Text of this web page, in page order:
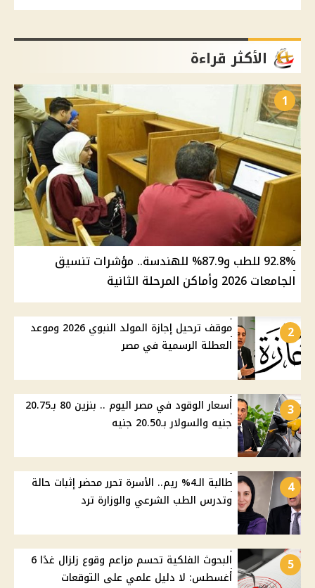
الأكثر قراءة
1
92.8% للطب و87.9% للهندسة.. مؤشرات تنسيق
الجامعات 2026 وأماكن المرحلة الثانية
2
موقف ترحيل إجازة المولد النبوي 2026 وموعد
العطلة الرسمية في مصر
3
أسعار الوقود في مصر اليوم .. بنزين 80 بـ20.75
جنيه والسولار بـ20.50 جنيه
4
طالبة الـ4% ريم.. الأسرة تحرر محضر إثبات حالة
وتدرس الطب الشرعي والوزارة ترد
5
البحوث الفلكية تحسم مزاعم وقوع زلزال غدًا 6
أغسطس: لا دليل علمي على التوقعات